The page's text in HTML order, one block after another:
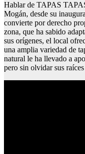
Hablar de TAPAS
Mogán, desde su
convierte por derecho
zona, que ha sabido
sus orígenes, el local
una amplia variedad de
natural le ha llevado a
pero sin olvidar sus